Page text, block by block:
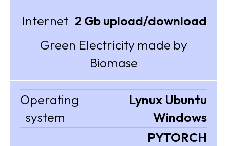
Internet 2 Gb upload/download
Green Electricity made by
Biomase
Operating
system
Lynux Ubuntu
Windows
PYTORCH